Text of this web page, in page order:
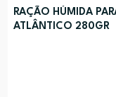
RAÇÃO HÚMIDA
ATLÂNTICO 280GR